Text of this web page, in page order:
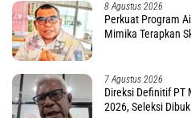
8 Agustus 2026
Perkuat Program
Mimika Terapkan
7 Agustus 2026
Direksi Definitif PT
2026, Seleksi